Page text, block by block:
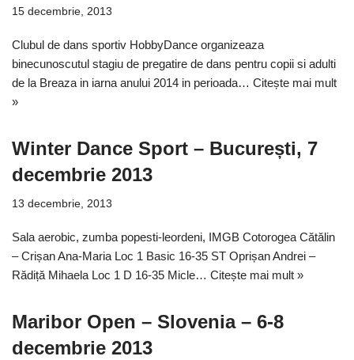
15 decembrie, 2013
Clubul de dans sportiv HobbyDance organizeaza
binecunoscutul stagiu de pregatire de dans pentru copii si adulti
de la Breaza in iarna anului 2014 in perioada… Citește mai mult
»
Winter Dance Sport – București, 7
decembrie 2013
13 decembrie, 2013
Sala aerobic, zumba popesti-leordeni, IMGB Cotorogea Cătălin
– Crișan Ana-Maria Loc 1 Basic 16-35 ST Oprișan Andrei –
Rădiță Mihaela Loc 1 D 16-35 Micle… Citește mai mult »
Maribor Open – Slovenia – 6-8
decembrie 2013